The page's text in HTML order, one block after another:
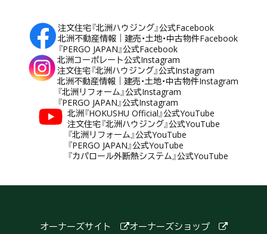
注文住宅『北洲ハウジング』公式Facebook
北洲不動産情報｜建売・土地・中古物件Facebook
『PERGO JAPAN』公式Facebook
北洲コーポレート公式Instagram
注文住宅『北洲ハウジング』公式Instagram
北洲不動産情報｜建売・土地・中古物件Instagram
『北洲リフォーム』公式Instagram
『PERGO JAPAN』公式Instagram
北洲『HOKUSHU Official』公式YouTube
注文住宅『北洲ハウジング』公式YouTube
『北洲リフォーム』公式YouTube
『PERGO JAPAN』公式YouTube
『カパロール外断熱システム』公式YouTube
オーナーズサイト オーナーズショップ